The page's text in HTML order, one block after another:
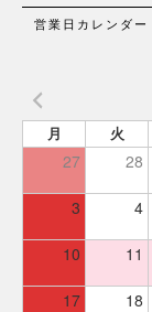
営業日カレンダー
月 火
27 28
3 4
10 11
17 18